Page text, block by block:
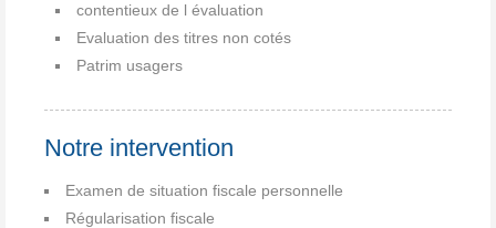
contentieux de l évaluation
Evaluation des titres non cotés
Patrim usagers
Notre intervention
Examen de situation fiscale personnelle
Régularisation fiscale